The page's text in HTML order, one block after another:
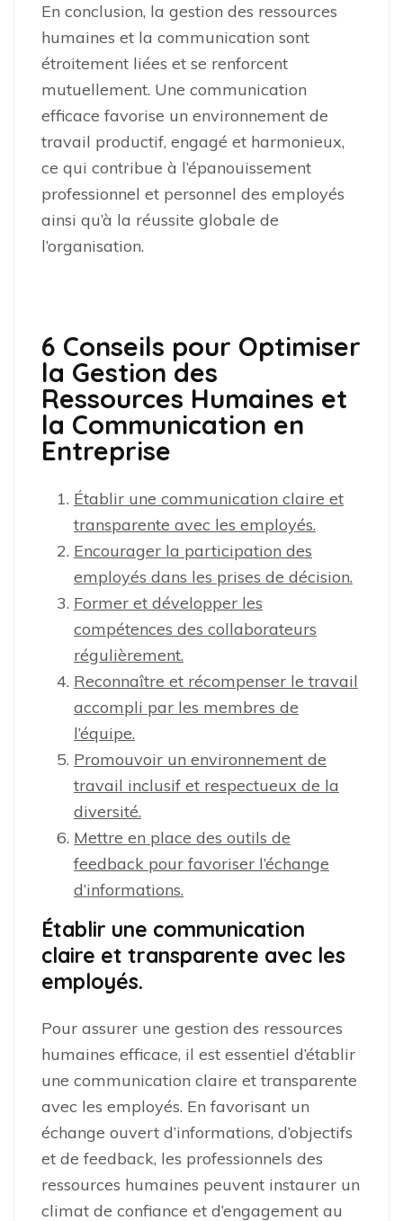
En conclusion, la gestion des ressources
humaines et la communication sont
étroitement liées et se renforcent
mutuellement. Une communication
efficace favorise un environnement de
travail productif, engagé et harmonieux,
ce qui contribue à l’épanouissement
professionnel et personnel des employés
ainsi qu’à la réussite globale de
l’organisation.
6 Conseils pour Optimiser
la Gestion des
Ressources Humaines et
la Communication en
Entreprise
Établir une communication claire et
transparente avec les employés.
Encourager la participation des
employés dans les prises de décision.
Former et développer les
compétences des collaborateurs
régulièrement.
Reconnaître et récompenser le travail
accompli par les membres de
l’équipe.
Promouvoir un environnement de
travail inclusif et respectueux de la
diversité.
Mettre en place des outils de
feedback pour favoriser l’échange
d’informations.
Établir une communication
claire et transparente avec les
employés.
Pour assurer une gestion des ressources
humaines efficace, il est essentiel d’établir
une communication claire et transparente
avec les employés. En favorisant un
échange ouvert d’informations, d’objectifs
et de feedback, les professionnels des
ressources humaines peuvent instaurer un
climat de confiance et d’engagement au